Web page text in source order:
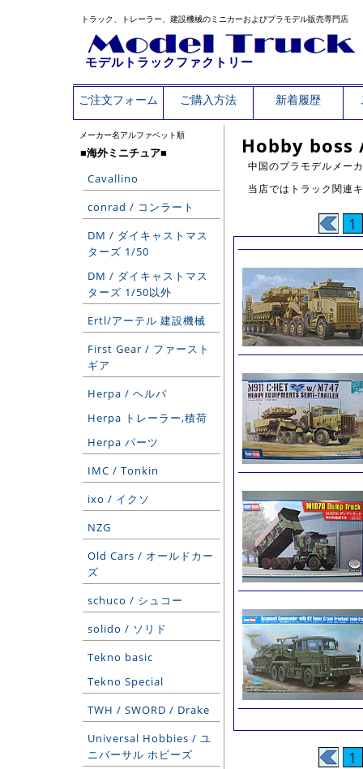
トラック、トレーラー、建設機械のミニカーおよびプラモデル販売専門店
モデルトラックファクトリー
ご注文フォーム ご購入方法 新着履歴
メーカー名アルファベット順
■海外ミニチュア■
Cavallino
conrad / コンラート
DM / ダイキャストマス
ターズ 1/50
DM / ダイキャストマス
ターズ 1/50以外
Ertl/アーテル 建設機械
First Gear / ファースト
ギア
Herpa / ヘルパ
Herpa トレーラー,積荷
Herpa パーツ
IMC / Tonkin
ixo / イクソ
NZG
Old Cars / オールドカー
ズ
schuco / シュコー
solido / ソリド
Tekno basic
Tekno Special
TWH / SWORD / Drake
Universal Hobbies / ユ
ニバーサル ホビーズ
Hobby boss
中国のプラモデルメー
当店ではトラック関連
1
1